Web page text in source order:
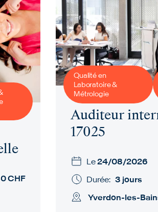
Qualité en
Laboratoire &
Métrologie
Auditeur
17025
Le24/08/2026
Durée: 3 jours
Yverdon-les-
CHF